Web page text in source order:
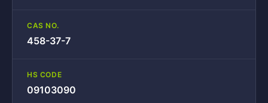
CAS NO.
458-37-7
HS CODE
09103090